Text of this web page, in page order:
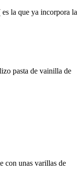
la que ya incorpora la
pasta de vainilla de
con unas varillas de